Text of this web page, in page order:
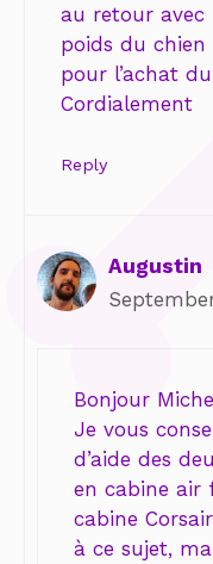
au retour avec
poids du chien
pour l’achat
Cordialement
Reply
Augustin
Bonjour
Je vous
d’aide des
en cabine air
cabine
à ce sujet,